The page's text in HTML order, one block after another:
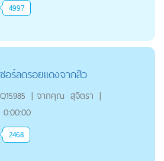
4997
ซอร์ลดรอยแดงจากสิว
Q15985 | จากคุณ สุจิตรา |
0:00:00
2468